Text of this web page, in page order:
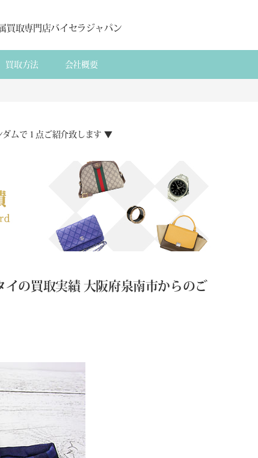
買取専門店バイセラジャパン
買取方法 会社概要
ムで１点ご紹介致します ▼
イの買取実績 大阪府泉南市からのご